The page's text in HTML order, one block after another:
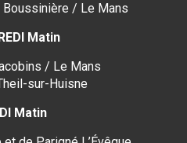
Boussinière / Le Mans
Matin
/ Le Mans
sur-Huisne
Matin